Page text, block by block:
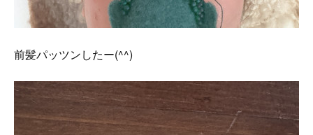
前髪パッツンしたー(^^)